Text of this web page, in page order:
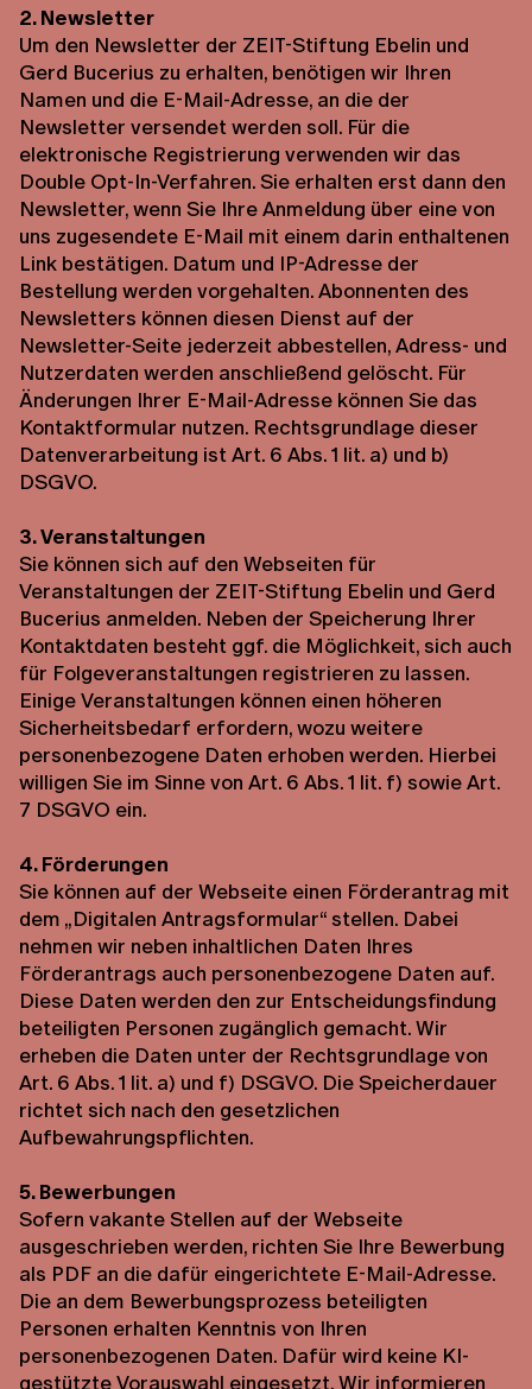
2. Newsletter
Um den Newsletter der ZEIT-Stiftung Ebelin und
Gerd Bucerius zu erhalten, benötigen wir Ihren
Namen und die E-Mail-Adresse, an die der
Newsletter versendet werden soll. Für die
elektronische Registrierung verwenden wir das
Double Opt-In-Verfahren. Sie erhalten erst dann den
Newsletter, wenn Sie Ihre Anmeldung über eine von
uns zugesendete E-Mail mit einem darin enthaltenen
Link bestätigen. Datum und IP-Adresse der
Bestellung werden vorgehalten. Abonnenten des
Newsletters können diesen Dienst auf der
Newsletter-Seite jederzeit abbestellen, Adress- und
Nutzerdaten werden anschließend gelöscht. Für
Änderungen Ihrer E-Mail-Adresse können Sie das
Kontaktformular nutzen. Rechtsgrundlage dieser
Datenverarbeitung ist Art. 6 Abs. 1 lit. a) und b)
DSGVO.
3. Veranstaltungen
Sie können sich auf den Webseiten für
Veranstaltungen der ZEIT-Stiftung Ebelin und Gerd
Bucerius anmelden. Neben der Speicherung Ihrer
Kontaktdaten besteht ggf. die Möglichkeit, sich auch
für Folgeveranstaltungen registrieren zu lassen.
Einige Veranstaltungen können einen höheren
Sicherheitsbedarf erfordern, wozu weitere
personenbezogene Daten erhoben werden. Hierbei
willigen Sie im Sinne von Art. 6 Abs. 1 lit. f) sowie Art.
7 DSGVO ein.
4. Förderungen
Sie können auf der Webseite einen Förderantrag mit
dem „Digitalen Antragsformular“ stellen. Dabei
nehmen wir neben inhaltlichen Daten Ihres
Förderantrags auch personenbezogene Daten auf.
Diese Daten werden den zur Entscheidungsfindung
beteiligten Personen zugänglich gemacht. Wir
erheben die Daten unter der Rechtsgrundlage von
Art. 6 Abs. 1 lit. a) und f) DSGVO. Die Speicherdauer
richtet sich nach den gesetzlichen
Aufbewahrungspflichten.
5. Bewerbungen
Sofern vakante Stellen auf der Webseite
ausgeschrieben werden, richten Sie Ihre Bewerbung
als PDF an die dafür eingerichtete E-Mail-Adresse.
Die an dem Bewerbungsprozess beteiligten
Personen erhalten Kenntnis von Ihren
personenbezogenen Daten. Dafür wird keine KI-
gestützte Vorauswahl eingesetzt. Wir informieren